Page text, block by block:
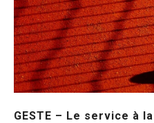
GESTE – Le service à